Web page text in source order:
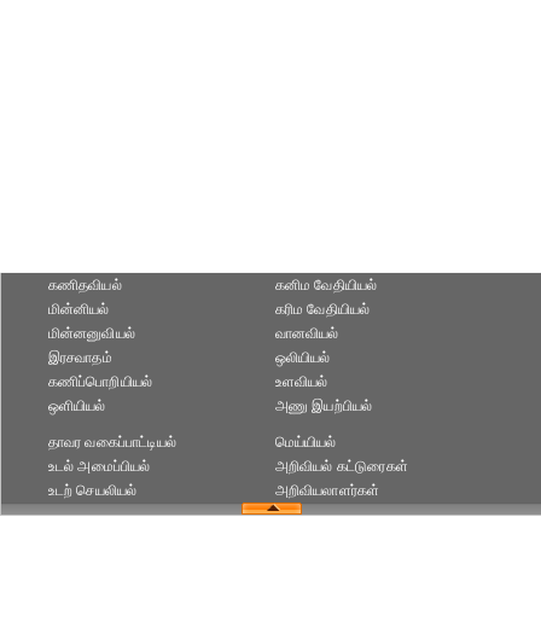
கணிதவியல்
மின்னியல்
மின்னனுவியல்
கனிம வேதியியல்
கரிம வேதியியல்‎
வானவியல்
இரசவாதம்
கணிப்பொறியியல்
ஒளியியல்
ஒலியியல்
உளவியல்‎
அணு இயற்பியல்‎
தாவர வகைப்பாட்டியல்
உடல் அமைப்பியல்
உடற் செயலியல்
மெய்யியல்
அறிவியல் கட்டுரைகள்‎
அறிவியலாளர்கள்